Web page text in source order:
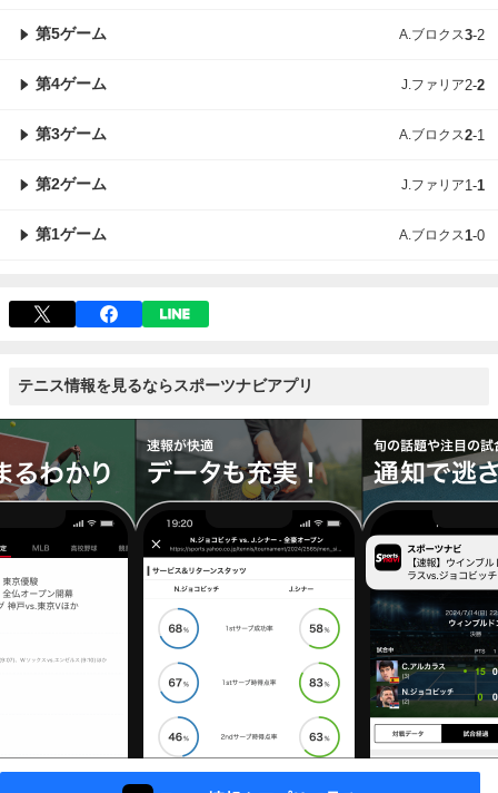
第5ゲーム A.ブロクス3-2
第4ゲーム J.ファリア2-2
第3ゲーム A.ブロクス2-1
第2ゲーム J.ファリア1-1
第1ゲーム A.ブロクス 1-0
テニス情報を見るならスポーツナビアプリ